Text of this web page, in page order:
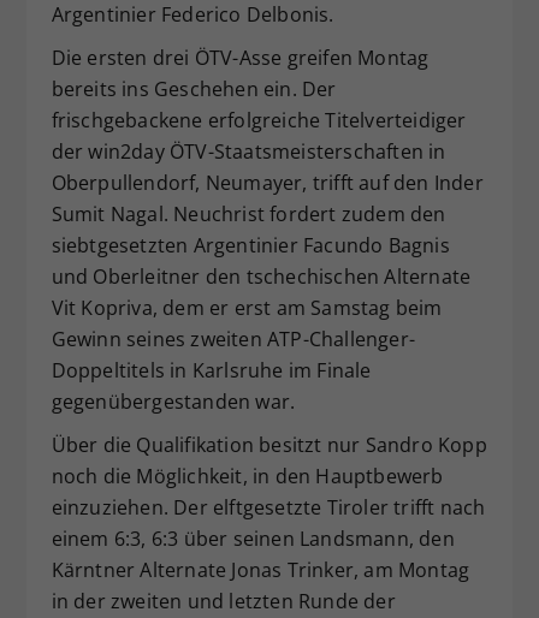
Argentinier Federico Delbonis.
Die ersten drei ÖTV-Asse greifen Montag
bereits ins Geschehen ein. Der
frischgebackene erfolgreiche Titelverteidiger
der win2day ÖTV-Staatsmeisterschaften in
Oberpullendorf, Neumayer, trifft auf den Inder
Sumit Nagal. Neuchrist fordert zudem den
siebtgesetzten Argentinier Facundo Bagnis
und Oberleitner den tschechischen Alternate
Vit Kopriva, dem er erst am Samstag beim
Gewinn seines zweiten ATP-Challenger-
Doppeltitels in Karlsruhe im Finale
gegenübergestanden war.
Über die Qualifikation besitzt nur Sandro Kopp
noch die Möglichkeit, in den Hauptbewerb
einzuziehen. Der elftgesetzte Tiroler trifft nach
einem 6:3, 6:3 über seinen Landsmann, den
Kärntner Alternate Jonas Trinker, am Montag
in der zweiten und letzten Runde der